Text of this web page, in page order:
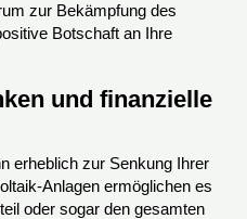
zur Bekämpfung des
Botschaft an Ihre
und finanzielle
erheblich zur Senkung Ihrer
Anlagen ermöglichen es
oder sogar den gesamten